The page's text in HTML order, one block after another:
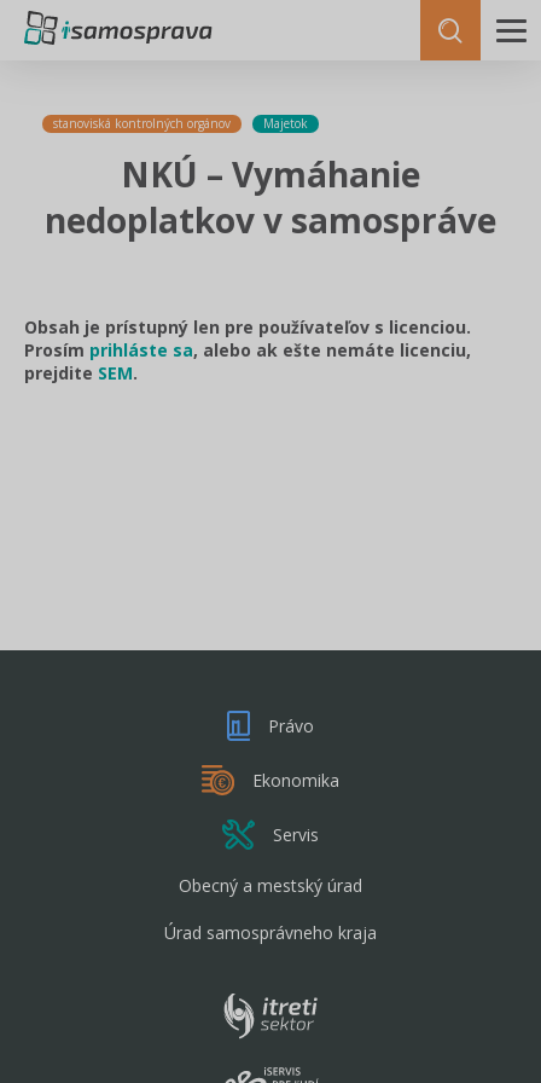
stanoviská kontrolných orgánov Majetok
NKÚ – Vymáhanie
nedoplatkov v samospráve
Obsah je prístupný len pre používateľov s licenciou.
Prosím prihláste sa, alebo ak ešte nemáte licenciu,
prejdite SEM.
Právo
Ekonomika
Servis
Obecný a mestský úrad
Úrad samosprávneho kraja